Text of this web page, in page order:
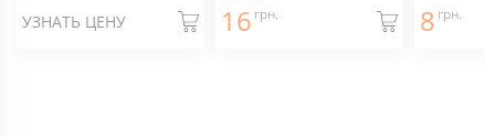
УЗНАТЬ ЦЕНУ 16 грн. 8 грн.